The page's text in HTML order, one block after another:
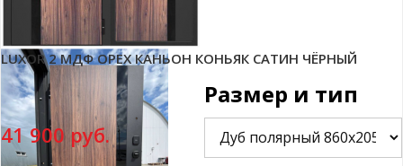
LUXOR 2 МДФ ОРЕХ КАНЬОН КОНЬЯК САТИН ЧЁРНЫЙ
41 900 руб.
Размер и тип